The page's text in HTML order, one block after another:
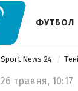
ФУТБОЛ
Sport News 24
26 травня, 10:17